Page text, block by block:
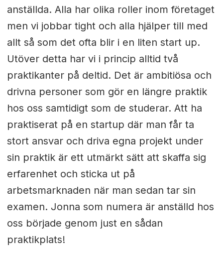
anställda. Alla har olika roller inom företaget
men vi jobbar tight och alla hjälper till med
allt så som det ofta blir i en liten start up.
Utöver detta har vi i princip alltid två
praktikanter på deltid. Det är ambitiösa och
drivna personer som gör en längre praktik
hos oss samtidigt som de studerar. Att ha
praktiserat på en startup där man får ta
stort ansvar och driva egna projekt under
sin praktik är ett utmärkt sätt att skaffa sig
erfarenhet och sticka ut på
arbetsmarknaden när man sedan tar sin
examen. Jonna som numera är anställd hos
oss började genom just en sådan
praktikplats!